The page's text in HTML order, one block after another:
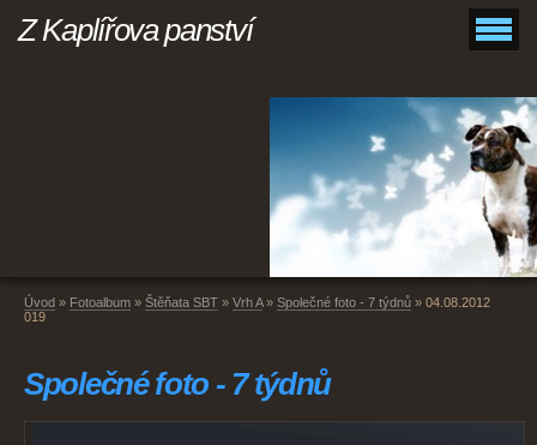
Z Kaplířova panství
Úvod » Fotoalbum » Štěňata SBT » Vrh A» Společné foto - 7 týdnů » 04.08.2012
019
Společné foto - 7 týdnů